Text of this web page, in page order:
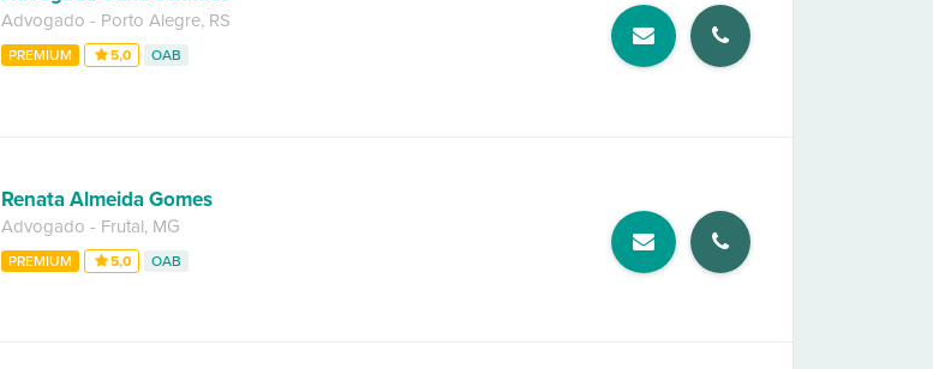
Advogado - Porto Alegre, RS
PREMIUM 5,0 OAB
Renata Almeida Gomes
Advogado - Frutal, MG
PREMIUM 5,0 OAB